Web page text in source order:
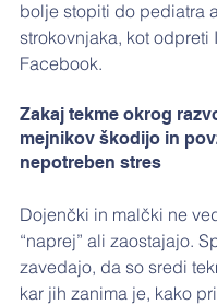
bolje stopiti do pediatra
strokovnjaka, kot odpreti
Facebook.
Zakaj tekme okrog
mejnikov škodijo in
nepotreben stres
Dojenčki in malčki ne
“naprej” ali zaostajajo.
zavedajo, da so sredi
kar jih zanima je, kako